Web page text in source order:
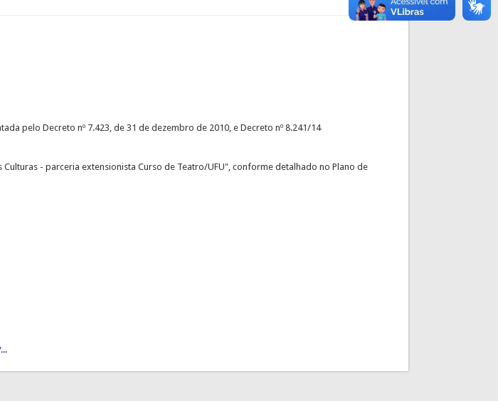
pelo Decreto nº 7.423, de 31 de dezembro de 2010, e Decreto nº 8.241/14
- parceria extensionista Curso de Teatro/UFU", conforme detalhado no Plano de